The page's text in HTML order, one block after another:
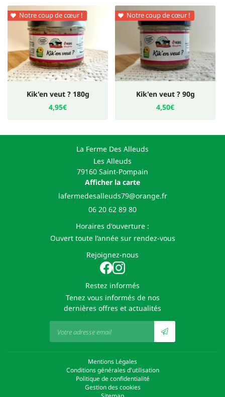
 Notre coup de cœur !
Kik'en veut ? 180g
4,95€
 Notre coup de cœur !
Kik'en veut ? 90g
4,50€
La Ferme Des Alleuds
Les Alleuds
79160 Saint-Pompain
Afficher la carte
06 20 62 89 80
Horaires d'ouverture :
Ouvert toute l’année sur rendez-vous
Rejoignez-nous
Restez informés
Tenez vous informés de nos
dernières offres et actualités
Mentions Légales
Conditions générales d'utilisation
Politique de confidentialité
Gestion des cookies